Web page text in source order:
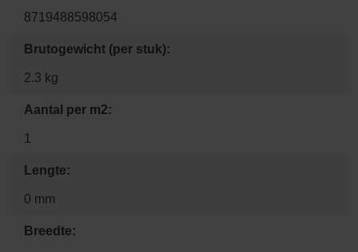
8719488598054
Brutogewicht (per stuk):
2.3 kg
Aantal per m2:
1
Lengte:
0 mm
Breedte: